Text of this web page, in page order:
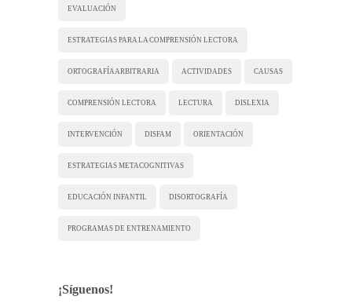
EVALUACIÓN
ESTRATEGIAS PARA LA COMPRENSIÓN LECTORA
ORTOGRAFÍA ARBITRARIA ACTIVIDADES CAUSAS
COMPRENSIÓN LECTORA LECTURA DISLEXIA
INTERVENCIÓN DISFAM ORIENTACIÓN
ESTRATEGIAS METACOGNITIVAS
EDUCACIÓN INFANTIL DISORTOGRAFÍA
PROGRAMAS DE ENTRENAMIENTO
¡Síguenos!